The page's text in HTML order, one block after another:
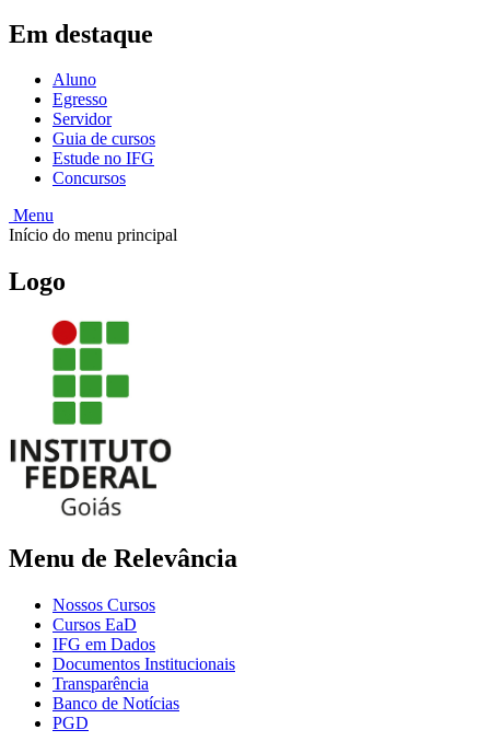
Em destaque
Aluno
Egresso
Servidor
Guia de cursos
Estude no IFG
Concursos
Menu
Início do menu principal
Logo
Menu de Relevância
Nossos Cursos
Cursos EaD
IFG em Dados
Documentos Institucionais
Transparência
Banco de Notícias
PGD